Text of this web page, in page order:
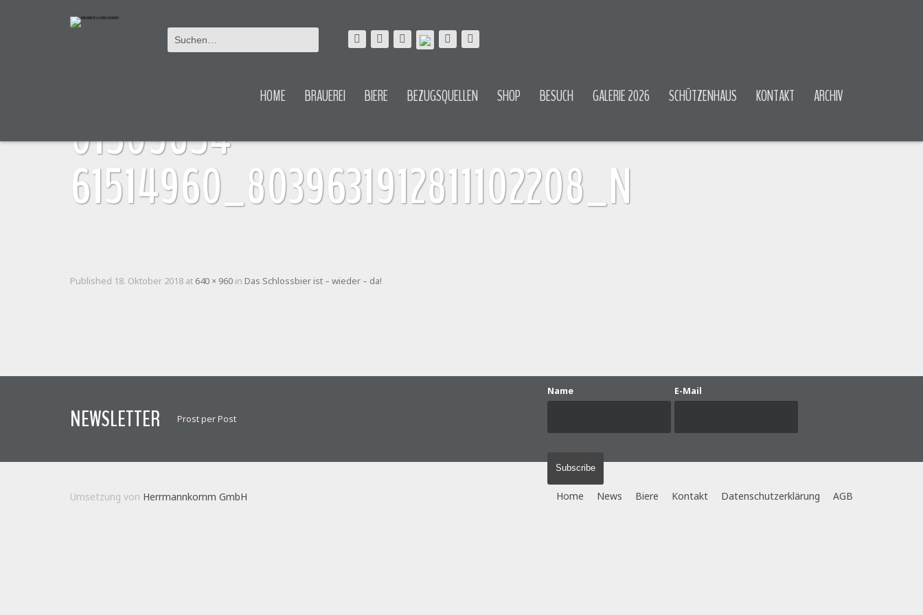
HOME BRAUEREI BIERE BEZUGSQUELLEN SHOP BESUCH GALERIE 2026 SCHÜTZENHAUS KONTAKT ARCHIV
01509854
61514960_8039631912811102208_N
Published 18. Oktober 2018 at 640 × 960 in Das Schlossbier ist – wieder – da!
NEWSLETTER Prost per Post
Name E-Mail
Umsetzung von Herrmannkomm GmbH Home News Biere Kontakt Datenschutzerklärung AGB